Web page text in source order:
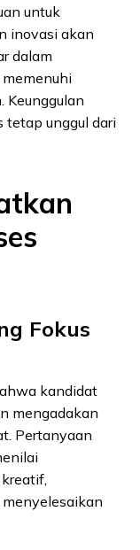
untuk
inovasi akan
dalam
Keunggulan
unggul dari
Fokus
kandidat
mengadakan
Pertanyaan